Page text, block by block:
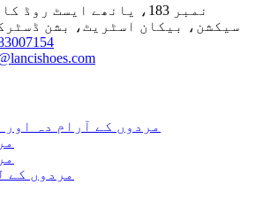
نمبر 183، یانھے ایسٹ روڈ
سیکشن، بیکان اسٹریٹ، بشن
مردوں کے آرام دہ اور
مردوں کے